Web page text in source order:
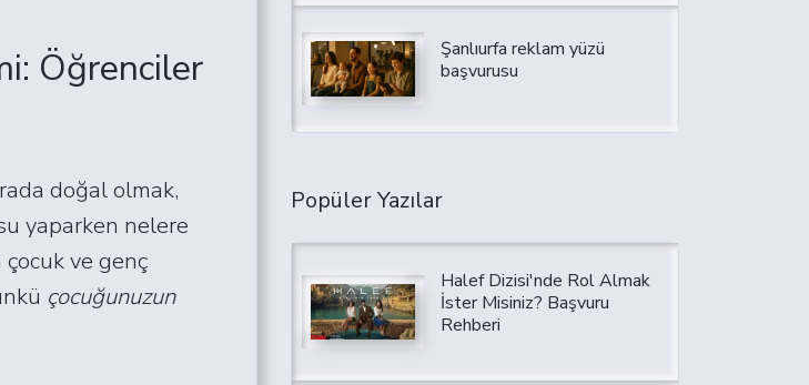
Öğrenciler
doğal olmak,
yaparken nelere
ve genç
çocuğunuzun
Şanlıurfa reklam yüzü
başvurusu
Popüler Yazılar
Halef Dizisi'nde Rol Almak
İster Misiniz? Başvuru
Rehberi